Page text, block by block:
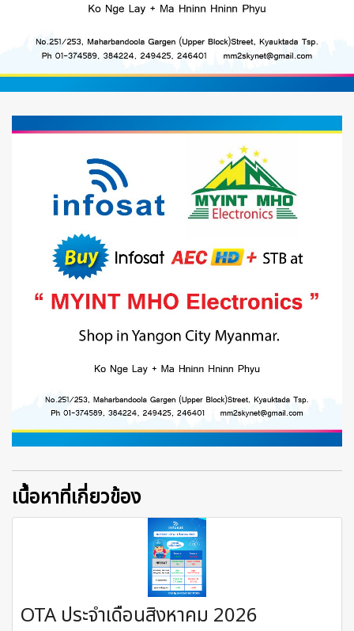
เนื้อหาที่เกี่ยวข้อง
OTA ประจำเดือนสิงหาคม 2026